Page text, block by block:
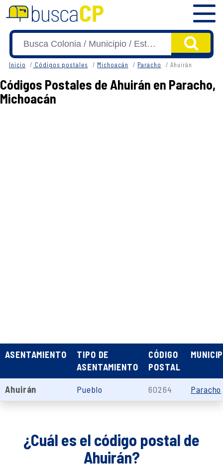
Inicio Códigos postales Michoacán Paracho Ahuirán
Códigos Postales de Ahuirán en Paracho,
Michoacán
ASENTAMIENTO
TIPO DE
ASENTAMIENTO
CÓDIGO
POSTAL
Ahuirán Pueblo 60264 Paracho
¿Cuál es el código postal de
Ahuirán?